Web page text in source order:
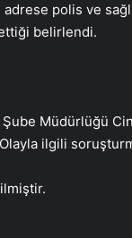
polis ve
belirlendi.
Müdürlüğü
ilgili